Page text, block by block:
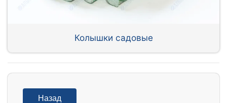
Колышки садовые
Назад